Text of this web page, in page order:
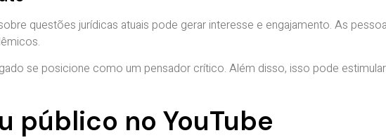
questões jurídicas atuais pode gerar interesse e engajamento. As
se posicione como um pensador crítico. Além disso, isso pode
público no YouTube